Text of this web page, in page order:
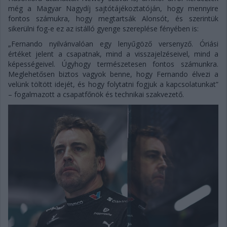
még a Magyar Nagydíj sajtótájékoztatóján, hogy mennyire
fontos számukra, hogy megtartsák Alonsót, és szerintük
sikerülni fog-e ez az istálló gyenge szereplése fényében is:
„Fernando nyilvánvalóan egy lenyűgöző versenyző. Óriási
értéket jelent a csapatnak, mind a visszajelzéseivel, mind a
képességeivel. Úgyhogy természetesen fontos számunkra.
Meglehetősen biztos vagyok benne, hogy Fernando élvezi a
velünk töltött idejét, és hogy folytatni fogjuk a kapcsolatunkat”
– fogalmazott a csapatfőnök és technikai szakvezető.